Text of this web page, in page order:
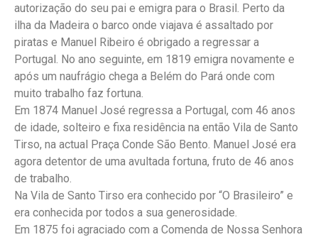
autorização do seu pai e emigra para o Brasil. Perto da
ilha da Madeira o barco onde viajava é assaltado por
piratas e Manuel Ribeiro é obrigado a regressar a
Portugal. No ano seguinte, em 1819 emigra novamente e
após um naufrágio chega a Belém do Pará onde com
muito trabalho faz fortuna.
Em 1874 Manuel José regressa a Portugal, com 46 anos
de idade, solteiro e fixa residência na então Vila de Santo
Tirso, na actual Praça Conde São Bento. Manuel José era
agora detentor de uma avultada fortuna, fruto de 46 anos
de trabalho.
Na Vila de Santo Tirso era conhecido por “O Brasileiro” e
era conhecida por todos a sua generosidade.
Em 1875 foi agraciado com a Comenda de Nossa Senhora